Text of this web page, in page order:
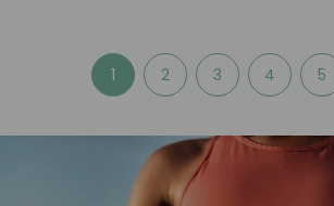
1 2 3 4 5